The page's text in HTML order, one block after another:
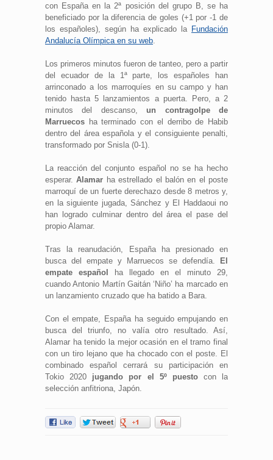
con España en la 2ª posición del grupo B, se ha
beneficiado por la diferencia de goles (+1 por -1 de
los españoles), según ha explicado la Fundación
Andalucía Olímpica en su web
Los primeros minutos fueron de tanteo, pero a partir
del ecuador de la 1ª parte, los españoles han
arrinconado a los marroquíes en su campo y han
tenido hasta 5 lanzamientos a puerta. Pero, a 2
minutos del descanso,un contragolpe de
Marruecos ha terminado con el derribo de Habib
dentro del área española y el consiguiente penalti,
transformado por Snisla (0-1).
La reacción del conjunto español no se ha hecho
esperar.Alamar ha estrellado el balón en el poste
marroquí de un fuerte derechazo desde 8 metros y,
en la siguiente jugada, Sánchez y El Haddaoui no
han logrado culminar dentro del área el pase del
propio Alamar.
Tras la reanudación, España ha presionado en
busca del empate y Marruecos se defendía.
El
empate español ha llegado en el minuto 29,
cuando Antonio Martín Gaitán ‘Niño’ ha marcado en
un lanzamiento cruzado que ha batido a Bara.
Con el empate, España ha seguido empujando en
busca del triunfo, no valía otro resultado. Así,
Alamar ha tenido la mejor ocasión en el tramo final
con un tiro lejano que ha chocado con el poste. El
combinado español cerrará su participación en
Tokio 2020 jugando por el 5º puestocon la
selección anfitriona, Japón.